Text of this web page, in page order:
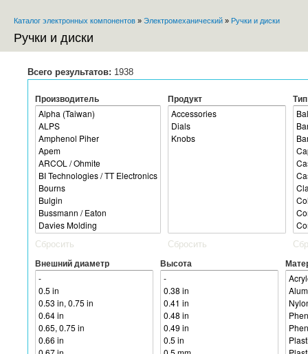
Вы здесь
Каталог электронных компонентов » Электромеханический » Ручки и диски
Ручки и диски
Всего результатов: 1938
Производитель
Сбросить
Продукт
Сбросить
Тип
Внешний диаметр Высота